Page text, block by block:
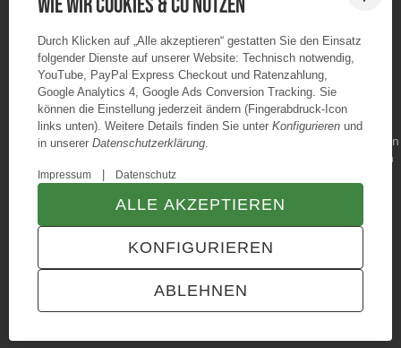
TECHNIK JTL-Shop Template VERTRAG WIDERRUFEN
ANMELDEN MENÜ WARENKORB
Wie wir Cookies & Co nutzen
Durch Klicken auf „Alle akzeptieren“ gestatten Sie den Einsatz
folgender Dienste auf unserer Website: Technisch notwendig,
YouTube, PayPal Express Checkout und Ratenzahlung,
Google Analytics 4, Google Ads Conversion Tracking. Sie
können die Einstellung jederzeit ändern (Fingerabdruck-Icon
links unten). Weitere Details finden Sie unter Konfigurieren und
in unserer Datenschutzerklärung.
Impressum Datenschutz
ABLEHNEN
KONFIGURIEREN
ALLE AKZEPTIEREN